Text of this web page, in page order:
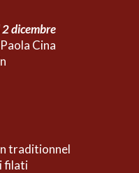
dicembre
Cina
traditionnel
filati